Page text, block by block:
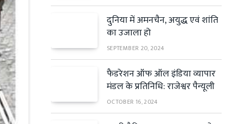
दुनिया में अमनचैन, अयुद्ध एवं शांति
का उजाला हो
SEPTEMBER 20, 2024
फैडरेशन ऑफ ऑल इंडिया व्यापार
मंडल के प्रतिनिधि: राजेश्वर पैन्यूली
OCTOBER 16, 2024